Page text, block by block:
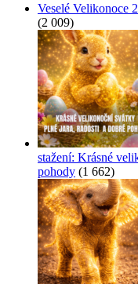
Veselé Velikonoce
(2 009)
stažení: Krásné
pohody (1 662)